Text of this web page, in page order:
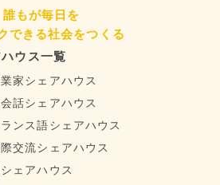
誰もが毎日を
できる社会をつくる
ウス一覧
家シェアハウス
話シェアハウス
ンス語シェアハウス
交流シェアハウス
ェアハウス